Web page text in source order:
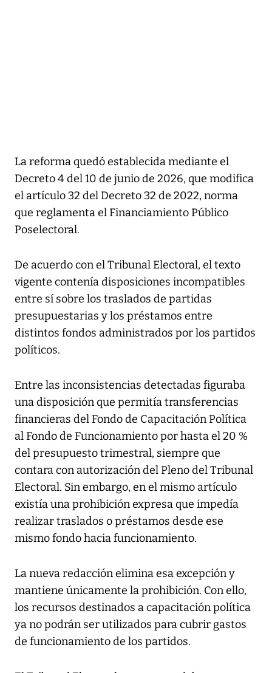
La reforma quedó establecida mediante el
Decreto 4 del 10 de junio de 2026, que modifica
el artículo 32 del Decreto 32 de 2022, norma
que reglamenta el Financiamiento Público
Poselectoral.
De acuerdo con el Tribunal Electoral, el texto
vigente contenía disposiciones incompatibles
entre sí sobre los traslados de partidas
presupuestarias y los préstamos entre
distintos fondos administrados por los partidos
políticos.
Entre las inconsistencias detectadas figuraba
una disposición que permitía transferencias
financieras del Fondo de Capacitación Política
al Fondo de Funcionamiento por hasta el 20 %
del presupuesto trimestral, siempre que
contara con autorización del Pleno del Tribunal
Electoral. Sin embargo, en el mismo artículo
existía una prohibición expresa que impedía
realizar traslados o préstamos desde ese
mismo fondo hacia funcionamiento.
La nueva redacción elimina esa excepción y
mantiene únicamente la prohibición. Con ello,
los recursos destinados a capacitación política
ya no podrán ser utilizados para cubrir gastos
de funcionamiento de los partidos.